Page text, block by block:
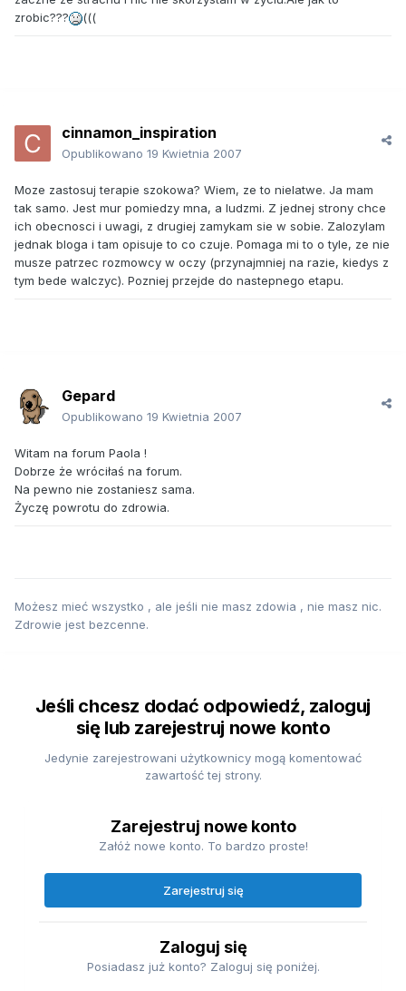
zrobic???
(((
cinnamon_inspiration
Opublikowano 19 Kwietnia 2007
Moze zastosuj terapie szokowa? Wiem, ze to nielatwe. Ja mam
tak samo. Jest mur pomiedzy mna, a ludzmi. Z jednej strony chce
ich obecnosci i uwagi, z drugiej zamykam sie w sobie. Zalozylam
jednak bloga i tam opisuje to co czuje. Pomaga mi to o tyle, ze nie
musze patrzec rozmowcy w oczy (przynajmniej na razie, kiedys z
tym bede walczyc). Pozniej przejde do nastepnego etapu.
Gepard
Opublikowano 19 Kwietnia 2007
Witam na forum Paola !
Dobrze że wróciłaś na forum.
Na pewno nie zostaniesz sama.
Życzę powrotu do zdrowia.
Możesz mieć wszystko , ale jeśli nie masz zdowia , nie masz nic.
Zdrowie jest bezcenne.
Jeśli chcesz dodać odpowiedź, zaloguj
się lub zarejestruj nowe konto
Jedynie zarejestrowani użytkownicy mogą komentować
zawartość tej strony.
Zarejestruj nowe konto
Załóż nowe konto. To bardzo proste!
Zarejestruj się
Zaloguj się
Posiadasz już konto? Zaloguj się poniżej.